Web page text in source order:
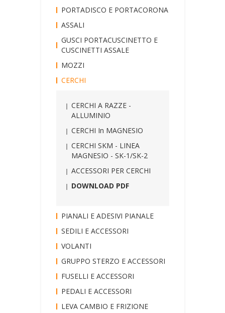
PORTADISCO E PORTACORONA
ASSALI
GUSCI PORTACUSCINETTO E
CUSCINETTI ASSALE
MOZZI
CERCHI
CERCHI A RAZZE -
ALLUMINIO
CERCHI In MAGNESIO
CERCHI SKM - LINEA
MAGNESIO - SK-1/SK-2
ACCESSORI PER CERCHI
DOWNLOAD PDF
PIANALI E ADESIVI PIANALE
SEDILI E ACCESSORI
VOLANTI
GRUPPO STERZO E ACCESSORI
FUSELLI E ACCESSORI
PEDALI E ACCESSORI
LEVA CAMBIO E FRIZIONE